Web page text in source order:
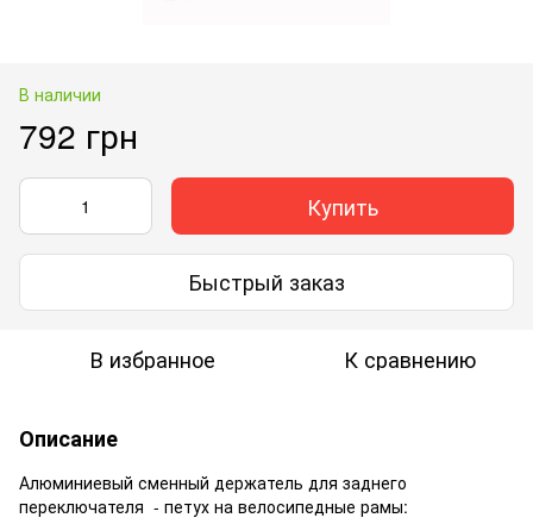
В наличии
792 грн
Купить
Быстрый заказ
В избранное К сравнению
Описание
Алюминиевый сменный держатель для заднего
переключателя - петух на велосипедные рамы: